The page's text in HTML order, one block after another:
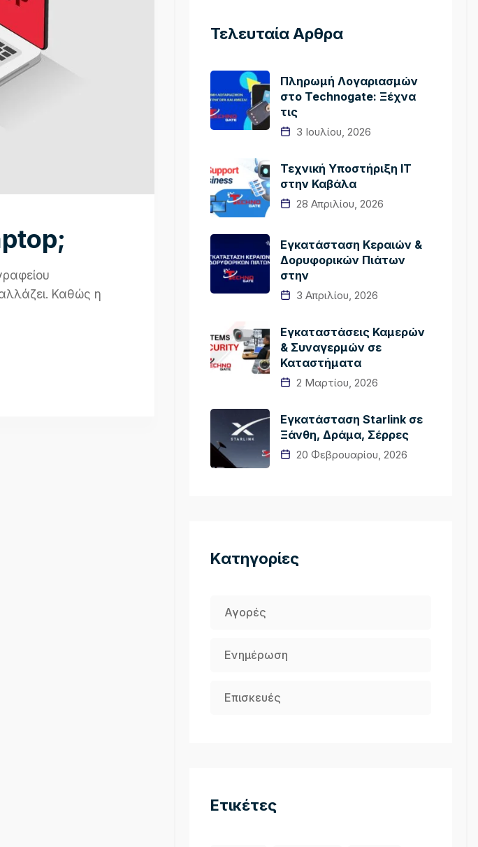
Καθώς η
Τελευταία Αρθρα
Πληρωμή Λογαριασμών
στο Technogate: Ξέχνα
τις
3 Ιουλίου, 2026
Τεχνική Υποστήριξη IT
στην Καβάλα
28 Απριλίου, 2026
Εγκατάσταση Κεραιών &
Δορυφορικών Πιάτων
στην
3 Απριλίου, 2026
Εγκαταστάσεις Καμερών
& Συναγερμών σε
Καταστήματα
2 Μαρτίου, 2026
Εγκατάσταση Starlink σε
Ξάνθη, Δράμα, Σέρρες
20 Φεβρουαρίου, 2026
Kατηγορίες
Αγορές
Ενημέρωση
Επισκευές
Ετικέτες